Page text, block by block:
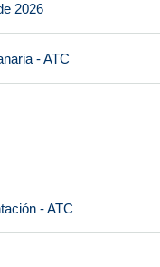
2026
- ATC
- ATC